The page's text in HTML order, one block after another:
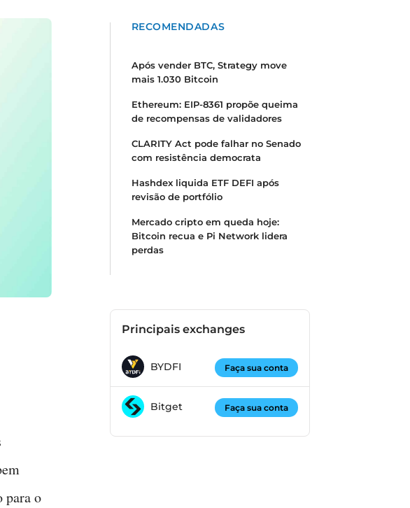
para o
RECOMENDADAS
Após vender BTC, Strategy move
mais 1.030 Bitcoin
Ethereum: EIP-8361 propõe queima
de recompensas de validadores
CLARITY Act pode falhar no Senado
com resistência democrata
Hashdex liquida ETF DEFI após
revisão de portfólio
Mercado cripto em queda hoje:
Bitcoin recua e Pi Network lidera
perdas
Principais exchanges
BYDFI Faça sua conta
Bitget Faça sua conta